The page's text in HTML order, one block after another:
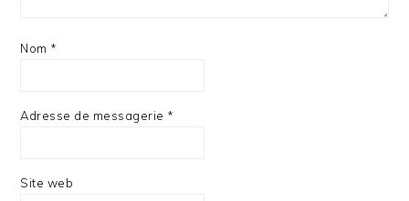
Nom *
Adresse de messagerie *
Site web